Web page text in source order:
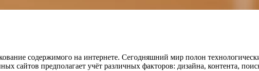
содержимого на интернете. Сегодняшний мир полон
сайтов предполагает учёт различных факторов: дизайна, контента,